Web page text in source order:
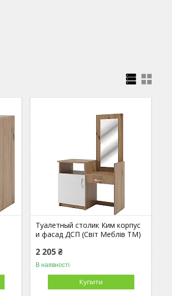
Туалетный столик Ким корпус
и фасад ДСП (Світ Меблів TM)
2 205 ₴
В наявності
Купити